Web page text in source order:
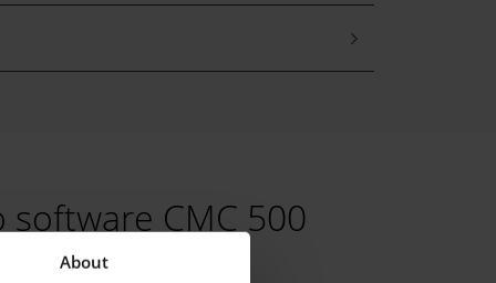
About
CMC 500